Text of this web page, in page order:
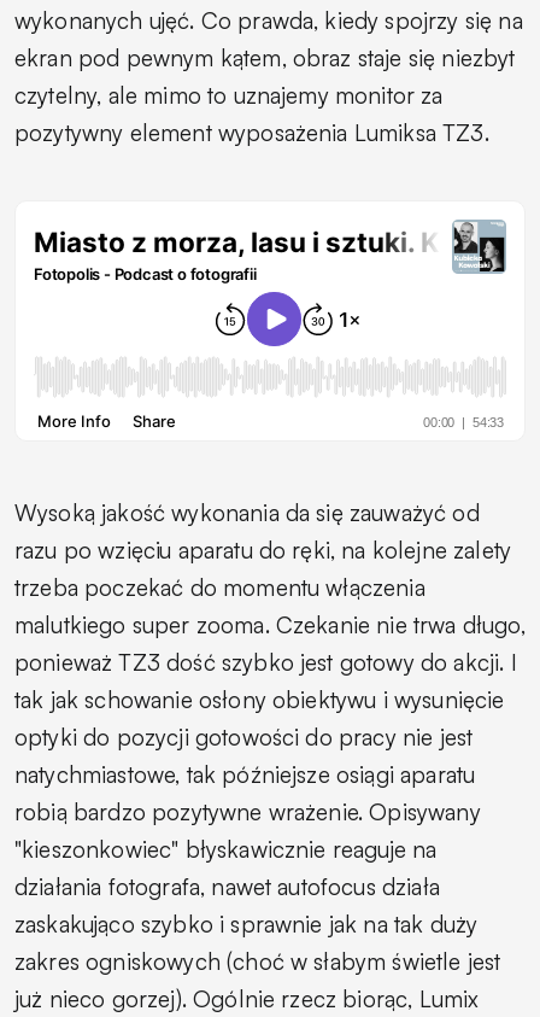
wykonanych ujęć. Co prawda, kiedy spojrzy się na
ekran pod pewnym kątem, obraz staje się niezbyt
czytelny, ale mimo to uznajemy monitor za
pozytywny element wyposażenia Lumiksa TZ3.
Wysoką jakość wykonania da się zauważyć od
razu po wzięciu aparatu do ręki, na kolejne zalety
trzeba poczekać do momentu włączenia
malutkiego super zooma. Czekanie nie trwa długo,
ponieważ TZ3 dość szybko jest gotowy do akcji. I
tak jak schowanie osłony obiektywu i wysunięcie
optyki do pozycji gotowości do pracy nie jest
natychmiastowe, tak późniejsze osiągi aparatu
robią bardzo pozytywne wrażenie. Opisywany
"kieszonkowiec" błyskawicznie reaguje na
działania fotografa, nawet autofocus działa
zaskakująco szybko i sprawnie jak na tak duży
zakres ogniskowych (choć w słabym świetle jest
już nieco gorzej). Ogólnie rzecz biorąc, Lumix